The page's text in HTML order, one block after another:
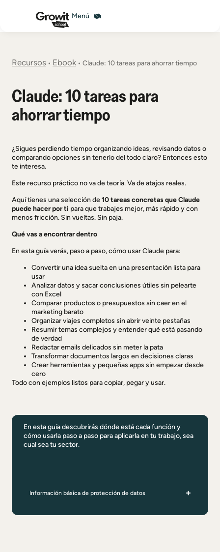
Recursos • Ebook • Claude: 10 tareas para ahorrar tiempo
Claude: 10 tareas para
ahorrar tiempo
¿Sigues perdiendo tiempo organizando ideas, revisando datos o
comparando opciones sin tenerlo del todo claro? Entonces esto
te interesa.
Este recurso práctico no va de teoría. Va de atajos reales.
Aquí tienes una selección de10 tareas concretas que Claude
puede hacer por ti para que trabajes mejor, más rápido y con
menos fricción. Sin vueltas. Sin paja.
Qué vas a encontrar dentro
En esta guía verás, paso a paso, cómo usar Claude para:
Convertir una idea suelta en una presentación lista para
usar
Analizar datos y sacar conclusiones útiles sin pelearte
con Excel
Comparar productos o presupuestos sin caer en el
marketing barato
Organizar viajes completos sin abrir veinte pestañas
Resumir temas complejos y entender qué está pasando
de verdad
Redactar emails delicados sin meter la pata
Transformar documentos largos en decisiones claras
Crear herramientas y pequeñas apps sin empezar desde
cero
Todo con ejemplos listos para copiar, pegar y usar.
En esta guía descubrirás dónde está cada función y
cómo usarla paso a paso para aplicarla en tu trabajo, sea
cual sea tu sector.
Información básica de protección de datos